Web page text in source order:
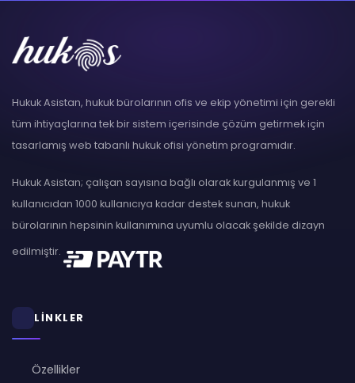
Hukuk Asistan, hukuk bürolarının ofis ve ekip yönetimi için gerekli
tüm ihtiyaçlarına tek bir sistem içerisinde çözüm getirmek için
tasarlamış web tabanlı hukuk ofisi yönetim programıdır.
Hukuk Asistan; çalışan sayısına bağlı olarak kurgulanmış ve 1
kullanıcıdan 1000 kullanıcıya kadar destek sunan, hukuk
bürolarının hepsinin kullanımına uyumlu olacak şekilde dizayn
edilmiştir.
LİNKLER
Özellikler